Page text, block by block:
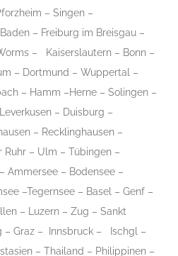
– Singen –
– Freiburg im Breisgau –
– Kaiserslautern – Bonn –
– Dortmund – Wuppertal –
– Hamm –Herne – Solingen –
Leverkusen – Duisburg –
– Recklinghausen –
Ruhr – Ulm – Tübingen –
– Ammersee – Bodensee –
–Tegernsee – Basel – Genf –
– Luzern – Zug – Sankt
– Graz – Innsbruck – Ischgl –
– Thailand – Philippinen –